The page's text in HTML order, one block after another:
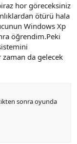
hor göreceksiniz
ötürü hala
Windows Xp
öğrendim.Peki
da gelecek
sonra oyunda